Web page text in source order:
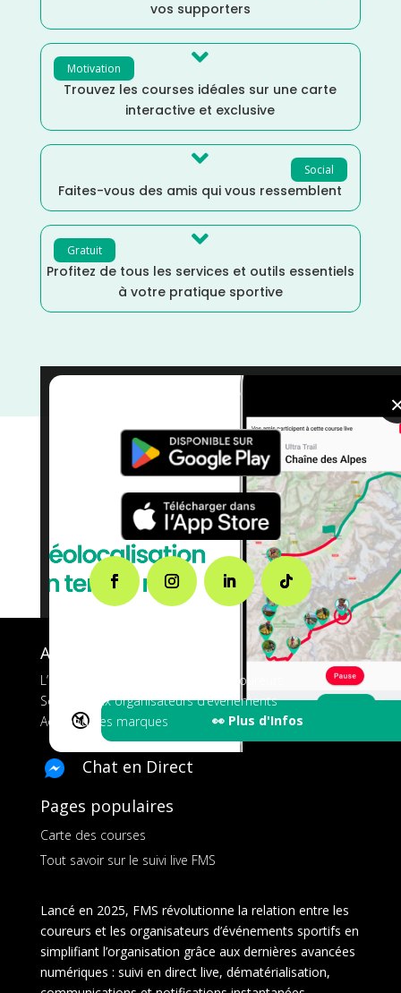
vos supporters
Motivation 
Trouvez les courses idéales sur une carte
interactive et exclusive
Social

Faites-vous des amis qui vous ressemblent
Gratuit 
Profitez de tous les services et outils essentiels
à votre pratique sportive
🔇 👀 Plus d'Infos
A propos de FMS
L’application tout-en-un pour les coureurs
Services aux organisateurs d’événements
Ads pour les marques
Chat en Direct
Pages populaires
Carte des courses
Tout savoir sur le suivi live FMS
Lancé en 2025, FMS révolutionne la relation entre les
coureurs et les organisateurs d’événements sportifs en
simplifiant l’organisation grâce aux dernières avancées
numériques : suivi en direct live, dématérialisation,